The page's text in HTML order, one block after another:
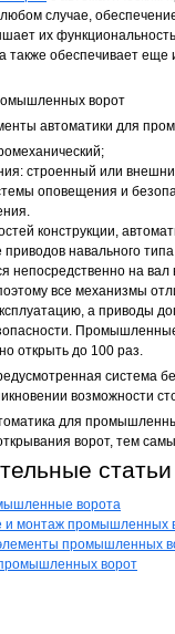
случае,
их
также обеспечивает
автоматики для
строенный или
оповещения и
конструкции,
навального
непосредственно на
все механизмы
а приводы
открыть до 100 раз.
система
возможности
для
ворот, тем
ворота
и монтаж промышленных
промышленных
ворот